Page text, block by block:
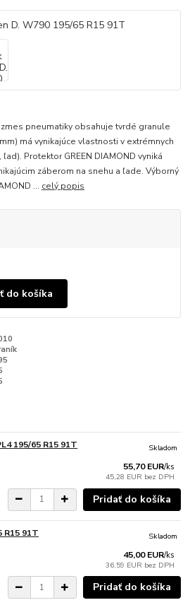
pneumatiky obsahuje tvrdé granule
má vynikajúce vlastnosti v extrémnych
Protektor GREEN DIAMOND vyniká
záberom na snehu a ľade. Výborný
... celý popis
do košíka
195/65 R15 91T
55,70 EUR/ks
45,28 EUR bez DPH
Skladom
Pridať do košíka
R15 91T
45,00 EUR/ks
36,59 EUR bez DPH
Skladom
Pridať do košíka